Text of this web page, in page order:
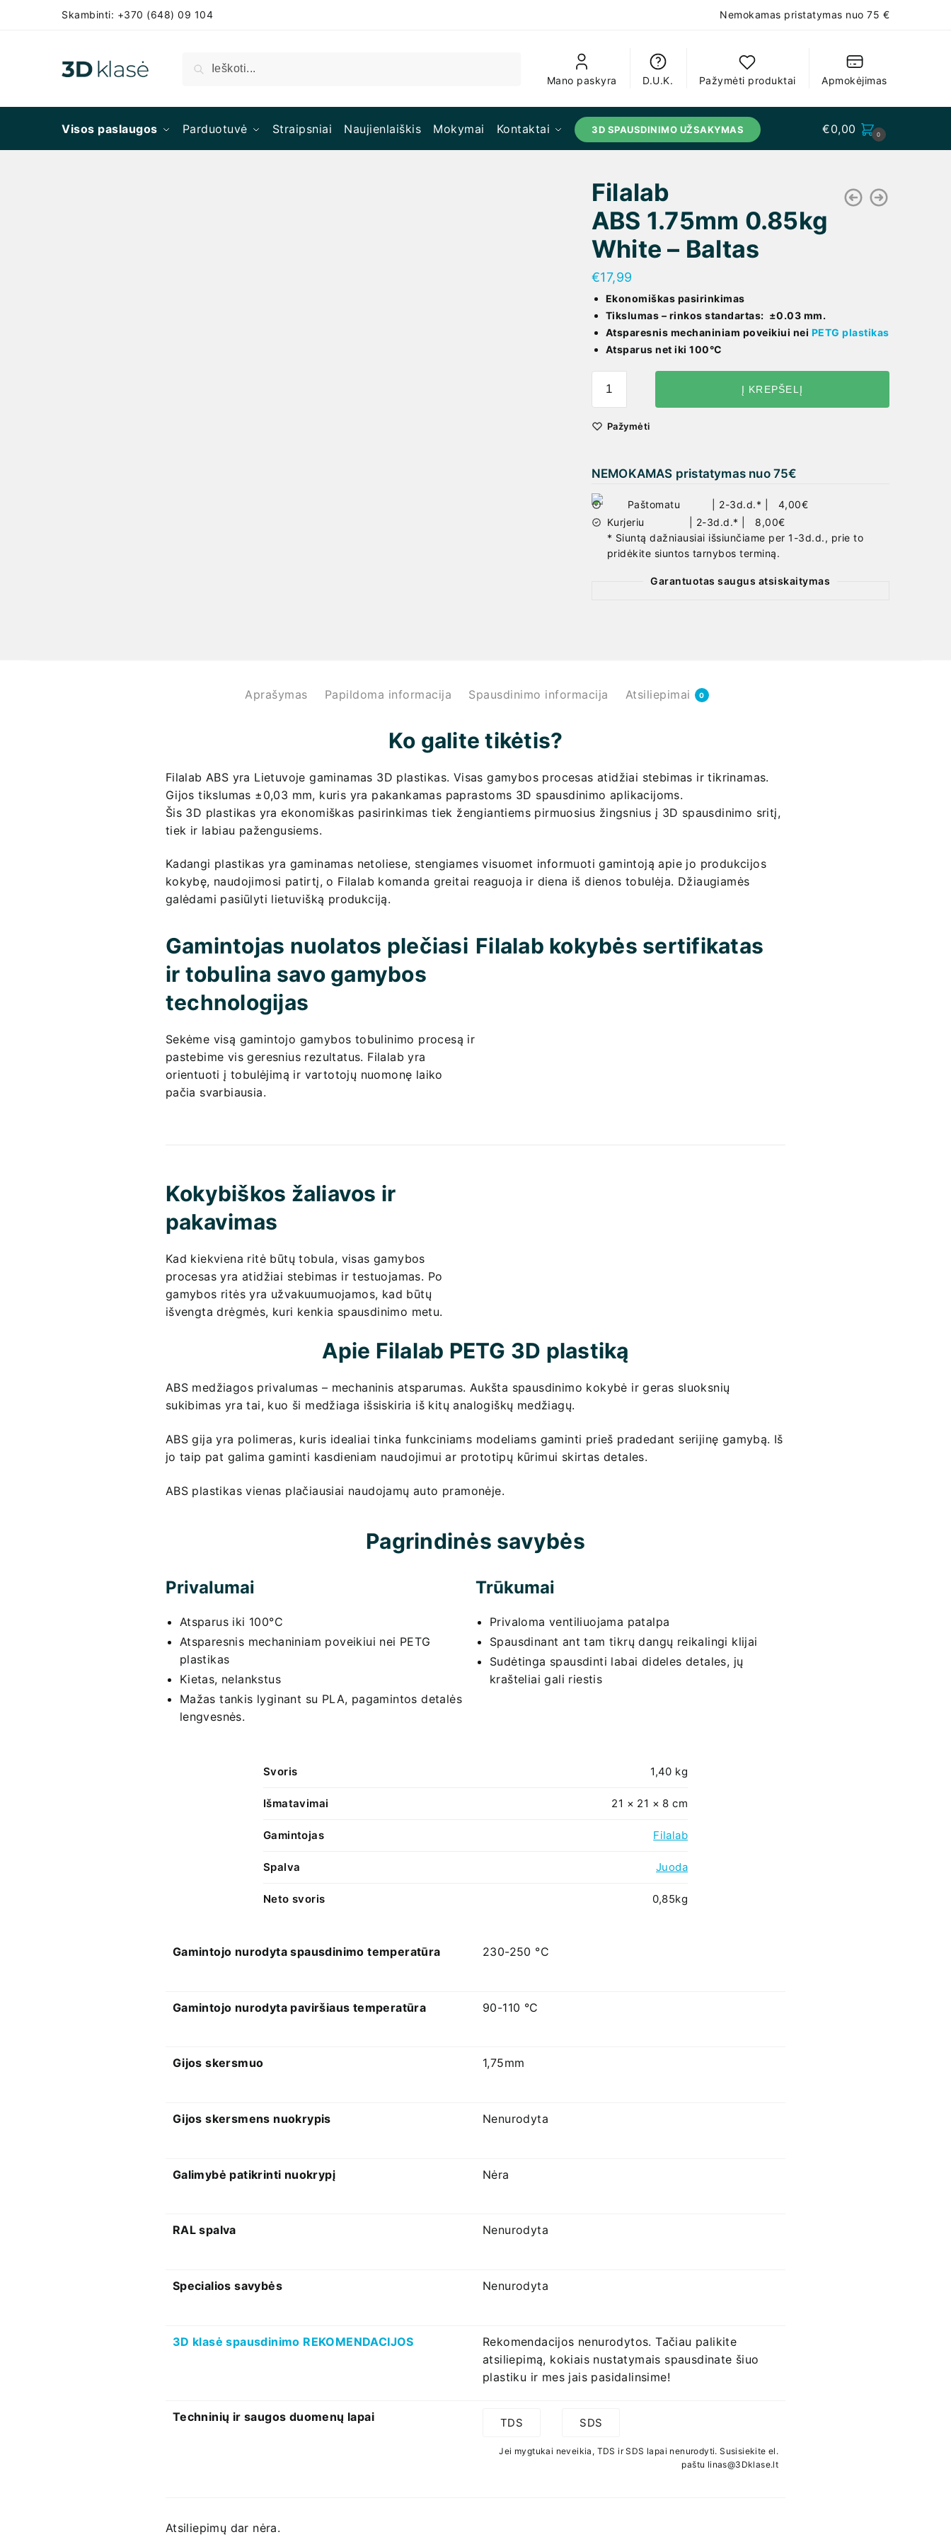
Skambinti: +370 (648) 09 104 Nemokamas pristatymas nuo 75 €
Ieškoti
Mano paskyra
D.U.K. Pažymėti produktai Apmokėjimas
Visos paslaugos Parduotuvė Straipsniai Naujienlaiškis Mokymai Kontaktai 3D SPAUSDINIMO UŽSAKYMAS €0,00 0
Filalab
ABS 1.75mm 0.85kg
White – Baltas
€17,99
Ekonomiškas pasirinkimas
Tikslumas – rinkos standartas: ±0.03 mm.
Atsparesnis mechaniniam poveikiui nei PETG plastikas
Atsparus net iki 100°C
Į KREPŠELĮ
Pažymėti
NEMOKAMAS pristatymas nuo 75€
Paštomatu | 2-3d.d.* | 4,00€
Kurjeriu | 2-3d.d.* | 8,00€
* Siuntą dažniausiai išsiunčiame per 1-3d.d., prie to
pridėkite siuntos tarnybos terminą.
Garantuotas saugus atsiskaitymas
Aprašymas Papildoma informacija Spausdinimo informacija Atsiliepimai 0
Ko galite tikėtis?
Filalab ABS yra Lietuvoje gaminamas 3D plastikas. Visas gamybos procesas atidžiai stebimas ir tikrinamas.
Gijos tikslumas ±0,03 mm, kuris yra pakankamas paprastoms 3D spausdinimo aplikacijoms.
Šis 3D plastikas yra ekonomiškas pasirinkimas tiek žengiantiems pirmuosius žingsnius į 3D spausdinimo sritį,
tiek ir labiau pažengusiems.
Kadangi plastikas yra gaminamas netoliese, stengiames visuomet informuoti gamintoją apie jo produkcijos
kokybę, naudojimosi patirtį, o Filalab komanda greitai reaguoja ir diena iš dienos tobulėja. Džiaugiamės
galėdami pasiūlyti lietuvišką produkciją.
Gamintojas nuolatos plečiasi
ir tobulina savo gamybos
technologijas
Sekėme visą gamintojo gamybos tobulinimo procesą ir
pastebime vis geresnius rezultatus. Filalab yra
orientuoti į tobulėjimą ir vartotojų nuomonę laiko
pačia svarbiausia.
Filalab kokybės sertifikatas
Kokybiškos žaliavos ir
pakavimas
Kad kiekviena ritė būtų tobula, visas gamybos
procesas yra atidžiai stebimas ir testuojamas. Po
gamybos ritės yra užvakuumuojamos, kad būtų
išvengta drėgmės, kuri kenkia spausdinimo metu.
Apie Filalab PETG 3D plastiką
ABS medžiagos privalumas – mechaninis atsparumas. Aukšta spausdinimo kokybė ir geras sluoksnių
sukibimas yra tai, kuo ši medžiaga išsiskiria iš kitų analogiškų medžiagų.
ABS gija yra polimeras, kuris idealiai tinka funkciniams modeliams gaminti prieš pradedant serijinę gamybą. Iš
jo taip pat galima gaminti kasdieniam naudojimui ar prototipų kūrimui skirtas detales.
ABS plastikas vienas plačiausiai naudojamų auto pramonėje.
Pagrindinės savybės
Privalumai
Atsparus iki 100°C
Atsparesnis mechaniniam poveikiui nei PETG
plastikas
Kietas, nelankstus
Mažas tankis lyginant su PLA, pagamintos detalės
lengvesnės.
Trūkumai
Privaloma ventiliuojama patalpa
Spausdinant ant tam tikrų dangų reikalingi klijai
Sudėtinga spausdinti labai dideles detales, jų
krašteliai gali riestis
Svoris 1,40 kg
Išmatavimai 21 × 21 × 8 cm
Gamintojas Filalab
Spalva Juoda
Neto svoris 0,85kg
Gamintojo nurodyta spausdinimo temperatūra 230-250 °C
Gamintojo nurodyta paviršiaus temperatūra 90-110 °C
Gijos skersmuo 1,75mm
Gijos skersmens nuokrypis Nenurodyta
Galimybė patikrinti nuokrypį Nėra
RAL spalva Nenurodyta
Specialios savybės Nenurodyta
3D klasė spausdinimo REKOMENDACIJOS
Rekomendacijos nenurodytos. Tačiau palikite
atsiliepimą, kokiais nustatymais spausdinate šiuo
plastiku ir mes jais pasidalinsime!
Techninių ir saugos duomenų lapai TDS SDS
Jei mygtukai neveikia, TDS ir SDS lapai nenurodyti. Susisiekite el.
paštu linas@3Dklase.lt
Atsiliepimų dar nėra.